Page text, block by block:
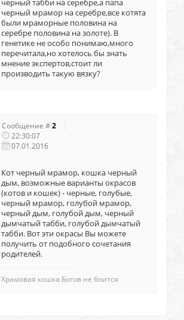
черный табби на серебре,а папа
черный мрамор на серебре,все котята
были мраморные половина на
серебре половина на золоте). В
генетике не особо понимаю,много
перечитала,но хотелось бы знать
мнение экспертов,стоит ли
производить такую вязку?
Сообщение #2
22:30:07
07.01.2016
Кот черный мрамор, кошка черный
дым, возможные варианты окрасов
(котов и кошек) - черные, голубые,
черный мрамор, голубой мрамор,
черный дым, голубой дым, черный
дымчатый табби, голубой дымчатый
табби. Вот эти окрасы Вы можете
получить от подобного сочетания
родителей.
Храмовая кошка Богов не боится